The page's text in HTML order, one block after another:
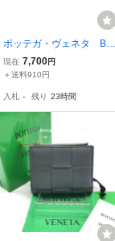
ボッテガ・ヴェネタ BO
TTEGA VENETA イント
レチャート キーリング
ブラウン YS-569
現在 7,700円
＋送料910円
入札 - 残り 23時間